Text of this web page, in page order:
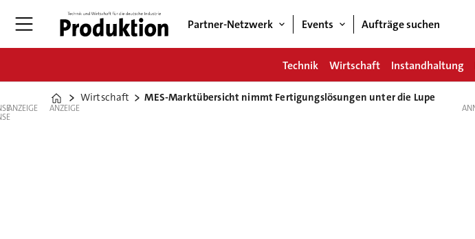
Partner-Netzwerk Events Aufträge suchen
Technik Wirtschaft Instandhaltung
Home
Wirtschaft MES-Marktübersicht nimmt Fertigungslösungen unter die Lupe
ANZEIGE ANZEIGE